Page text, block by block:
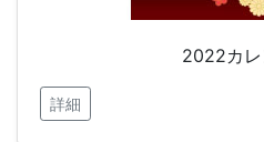
2022カ
詳細